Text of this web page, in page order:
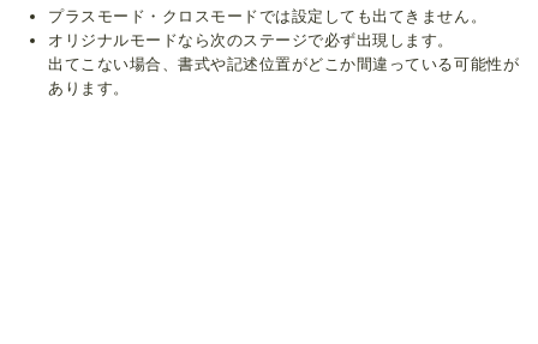
プラスモード・クロスモードでは設定しても出てきません。
オリジナルモードなら次のステージで必ず出現します。
出てこない場合、書式や記述位置がどこか間違っている可能性が
あります。